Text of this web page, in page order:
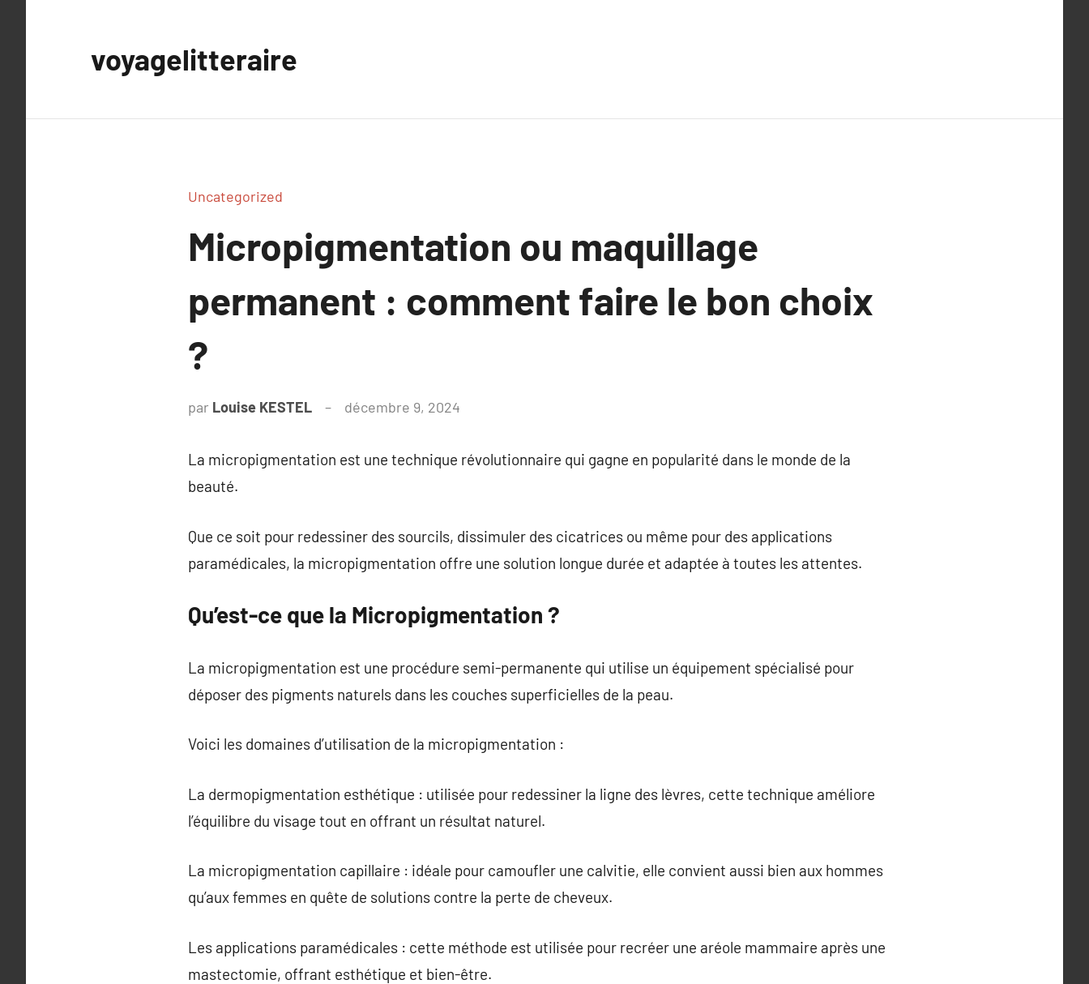
voyagelitteraire
Uncategorized
Micropigmentation ou maquillage
permanent : comment faire le bon choix
?
par Louise KESTEL décembre 9, 2024
La micropigmentation est une technique révolutionnaire qui gagne en popularité dans le monde de la
beauté.
Que ce soit pour redessiner des sourcils, dissimuler des cicatrices ou même pour des applications
paramédicales, la micropigmentation offre une solution longue durée et adaptée à toutes les attentes.
Qu’est-ce que la Micropigmentation ?
La micropigmentation est une procédure semi-permanente qui utilise un équipement spécialisé pour
déposer des pigments naturels dans les couches superficielles de la peau.
Voici les domaines d’utilisation de la micropigmentation :
La dermopigmentation esthétique : utilisée pour redessiner la ligne des lèvres, cette technique améliore
l’équilibre du visage tout en offrant un résultat naturel.
La micropigmentation capillaire : idéale pour camoufler une calvitie, elle convient aussi bien aux hommes
qu’aux femmes en quête de solutions contre la perte de cheveux.
Les applications paramédicales : cette méthode est utilisée pour recréer une aréole mammaire après une
mastectomie, offrant esthétique et bien-être.